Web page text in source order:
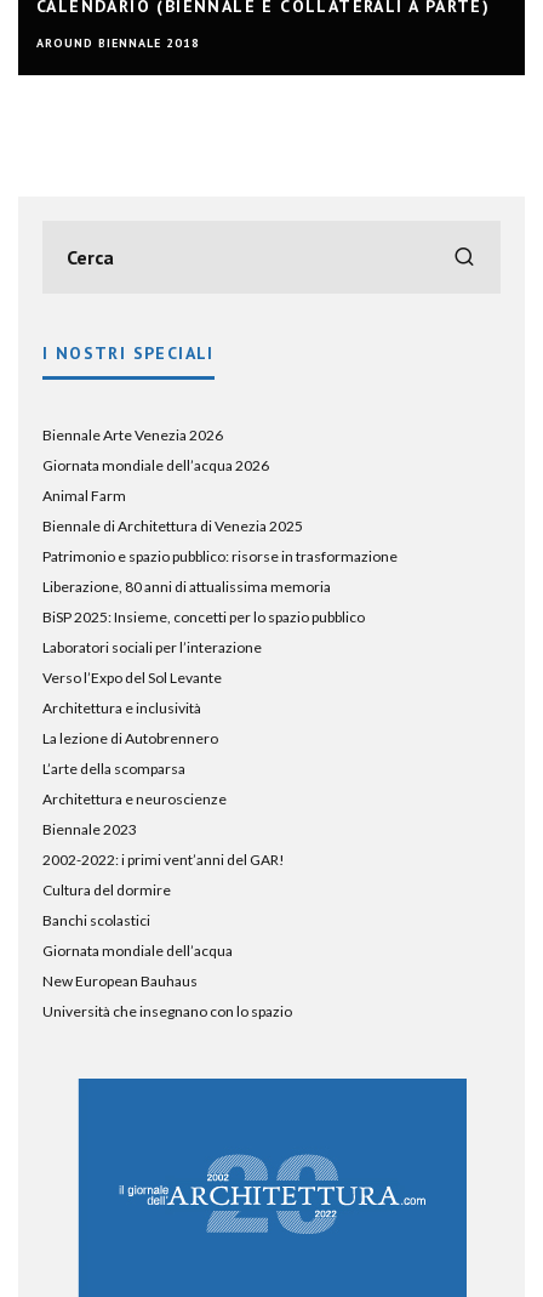
CALENDARIO (BIENNALE E COLLATERALI A PARTE)
AROUND BIENNALE 2018
I NOSTRI SPECIALI
Biennale Arte Venezia 2026
Giornata mondiale dell’acqua 2026
Animal Farm
Biennale di Architettura di Venezia 2025
Patrimonio e spazio pubblico: risorse in trasformazione
Liberazione, 80 anni di attualissima memoria
BiSP 2025: Insieme, concetti per lo spazio pubblico
Laboratori sociali per l’interazione
Verso l’Expo del Sol Levante
Architettura e inclusività
La lezione di Autobrennero
L’arte della scomparsa
Architettura e neuroscienze
Biennale 2023
2002-2022: i primi vent’anni del GAR!
Cultura del dormire
Banchi scolastici
Giornata mondiale dell’acqua
New European Bauhaus
Università che insegnano con lo spazio